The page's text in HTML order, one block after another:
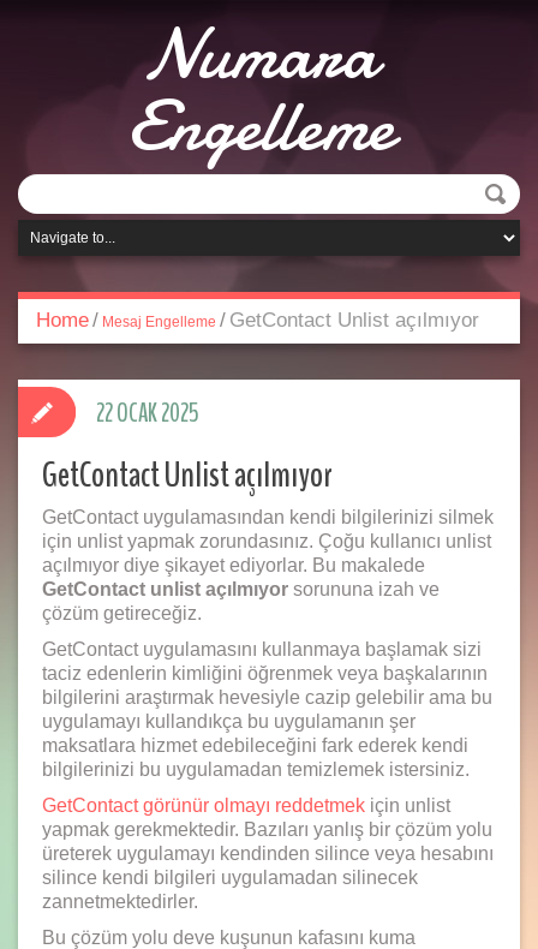
Numara
Engelleme
Home/ Mesaj Engelleme / GetContact Unlist açılmıyor
GetContact Unlist açılmıyor
GetContact uygulamasından kendi bilgilerinizi silmek
için unlist yapmak zorundasınız. Çoğu kullanıcı unlist
açılmıyor diye şikayet ediyorlar. Bu makalede
GetContact unlist açılmıyor sorununa izah ve
çözüm getireceğiz.
GetContact uygulamasını kullanmaya başlamak sizi
taciz edenlerin kimliğini öğrenmek veya başkalarının
bilgilerini araştırmak hevesiyle cazip gelebilir ama bu
uygulamayı kullandıkça bu uygulamanın şer
maksatlara hizmet edebileceğini fark ederek kendi
bilgilerinizi bu uygulamadan temizlemek istersiniz.
GetContact görünür olmayı reddetmek için unlist
yapmak gerekmektedir. Bazıları yanlış bir çözüm yolu
üreterek uygulamayı kendinden silince veya hesabını
silince kendi bilgileri uygulamadan silinecek
zannetmektedirler.
Bu çözüm yolu deve kuşunun kafasını kuma
22 OCAK 2025